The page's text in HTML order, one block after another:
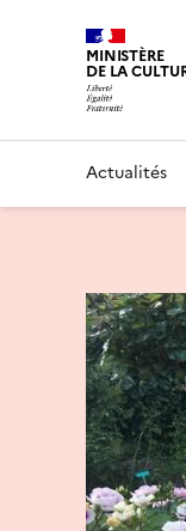
MINISTÈRE
DE LA
Actualités